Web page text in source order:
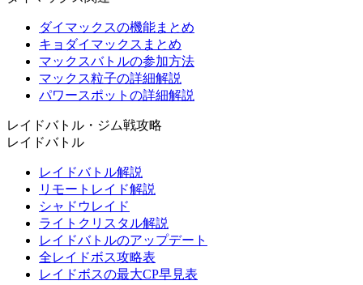
ダイマックスの機能まとめ
キョダイマックスまとめ
マックスバトルの参加方法
マックス粒子の詳細解説
パワースポットの詳細解説
レイドバトル・ジム戦攻略
レイドバトル
レイドバトル解説
リモートレイド解説
シャドウレイド
ライトクリスタル解説
レイドバトルのアップデート
全レイドボス攻略表
レイドボスの最大CP早見表